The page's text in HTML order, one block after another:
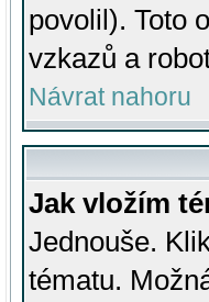
povolil). Toto
vzkazů a
Návrat nahoru
Jak vložím
Jednouše.
tématu.